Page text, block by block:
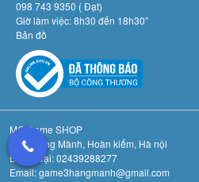
098 743 9350 ( Đạt)
Giờ làm việc: 8h30 đến 18h30”
Bản đồ
MC Game SHOP
Số 3 Hàng Mành, Hoàn kiếm, Hà nội
Điệnthoại: 02439288277
Email: game3hangmanh@gmail.com